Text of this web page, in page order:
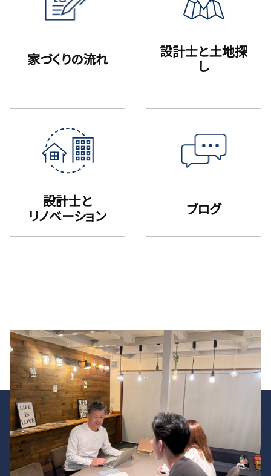
家づくりの流れ
設計⼠と⼟地探
し
設計士と
リノベーション
ブログ